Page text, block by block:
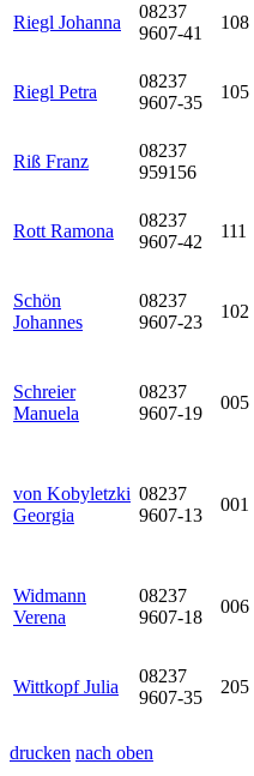
Riegl Johanna
08237
9607-41
108
Riegl Petra
08237
9607-35
105
Riß Franz
08237
959156
Rott Ramona
08237
9607-42
111
Schön
Johannes
08237
9607-23
102
Schreier
Manuela
08237
9607-19
005
von Kobyletzki
Georgia
08237
9607-13
001
Widmann
Verena
08237
9607-18
006
Wittkopf Julia
08237
9607-35
205
drucken nach oben